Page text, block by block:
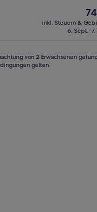
Der
inkl. Steuern &
6.
von 2 Erwachsenen
gelten.